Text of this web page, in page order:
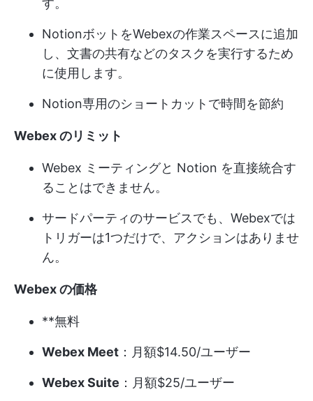
す。
NotionボットをWebexの作業スペースに追加
し、文書の共有などのタスクを実行するため
に使用します。
Notion専用のショートカットで時間を節約
Webex のリミット
Webex ミーティングと Notion を直接統合す
ることはできません。
サードパーティのサービスでも、Webexでは
トリガーは1つだけで、アクションはありませ
ん。
Webex の価格
**無料
Webex Meet ：月額$14.50/ユーザー
Webex Suite ：月額$25/ユーザー